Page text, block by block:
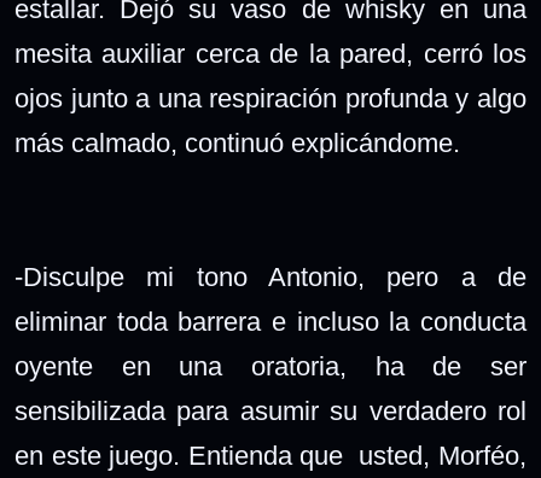
estallar. Dejó su vaso de whisky en una
mesita auxiliar cerca de la pared, cerró los
ojos junto a una respiración profunda y algo
más calmado, continuó explicándome.
-Disculpe mi tono Antonio, pero a de
eliminar toda barrera e incluso la conducta
oyente en una oratoria, ha de ser
sensibilizada para asumir su verdadero rol
en este juego. Entienda que usted, Morféo,